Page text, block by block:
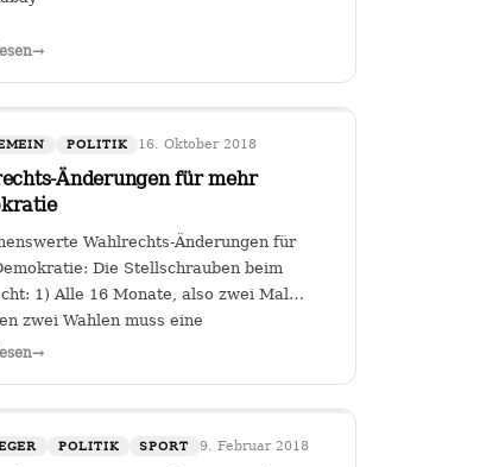
→
POLITIK 16. Oktober 2018
Änderungen für mehr
Wahlrechts-Änderungen für
Die Stellschrauben beim
1) Alle 16 Monate, also zwei Mal
zwei Wahlen muss eine
abgehalten werden zur Arbeit
→
POLITIK SPORT 9. Februar 2018